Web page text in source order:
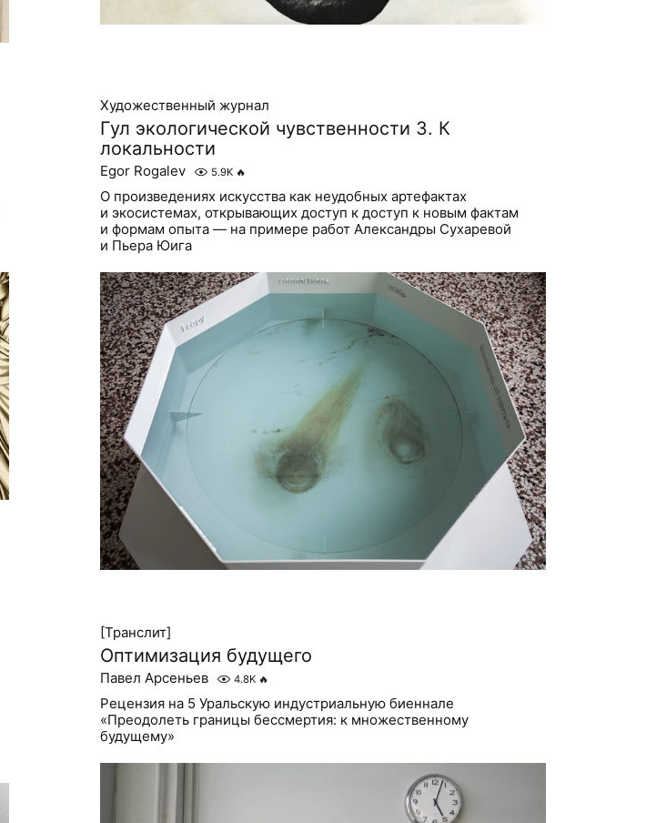
Художественный журнал
Гул экологической чувственности 3. К
локальности
Egor Rogalev 5.9K 🔥
О произведениях искусства как неудобных артефактах
и экосистемах, открывающих доступ к доступ к новым фактам
и формам опыта — на примере работ Александры Сухаревой
и Пьера Юига
[Транслит]
Оптимизация будущего
Павел Арсеньев 4.8K 🔥
Рецензия на 5 Уральскую индустриальную биеннале
«Преодолеть границы бессмертия: к множественному
будущему»